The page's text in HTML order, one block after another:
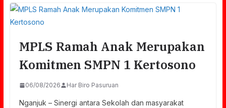
MPLS Ramah Anak Merupakan
Komitmen SMPN 1 Kertosono
06/08/2026 Har Biro Pasuruan
Nganjuk – Sinergi antara Sekolah dan masyarakat